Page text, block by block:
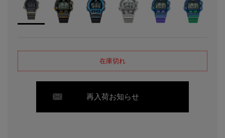
在庫切れ
再入荷お知らせ